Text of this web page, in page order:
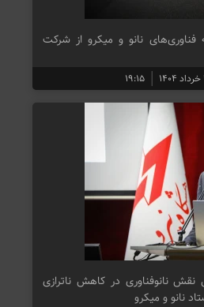
فناوری‌های نانو و میکرو از شرکت
۱۹:۱۵
نانوفناوری در کاهش ناترازی
نانو و میکرو